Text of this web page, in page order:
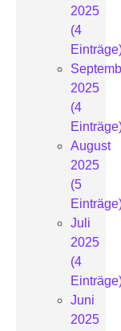
2025
(4
2025
(4
August
2025
(5
Juli
2025
(4
Juni
2025